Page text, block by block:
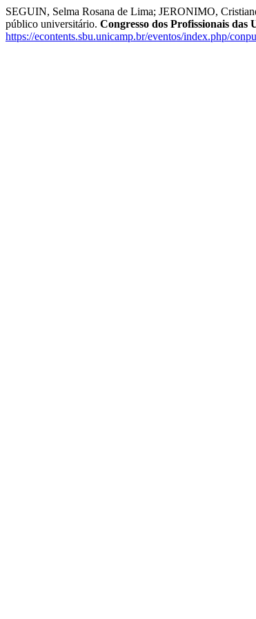
SEGUIN, Selma Rosana de Lima; JERONIMO,
público universitário. Congresso dos Profissionais das
https://econtents.sbu.unicamp.br/eventos/index.php/